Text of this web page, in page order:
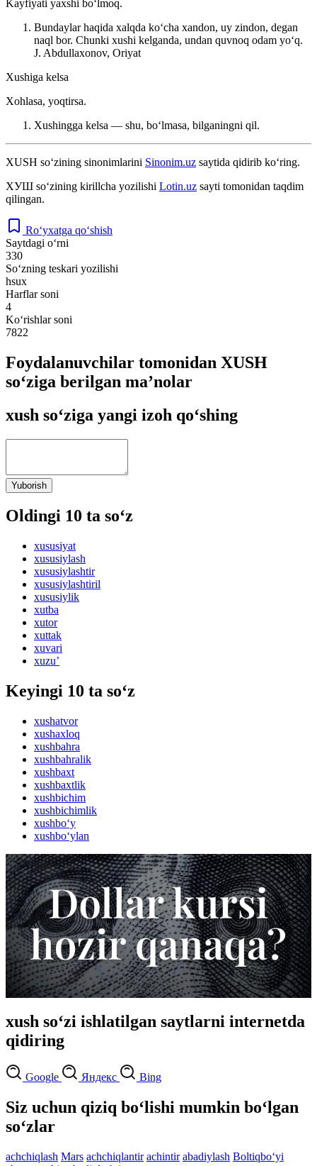
Kayfiyati yaxshi boʻlmoq.
Bundaylar haqida xalqda koʻcha xandon, uy zindon, degan
naql bor. Chunki xushi kelganda, undan quvnoq odam yoʻq.
J. Abdullaxonov, Oriyat
Xushiga kelsa
Xohlasa, yoqtirsa.
Xushingga kelsa — shu, boʻlmasa, bilganingni qil.
XUSH so‘zining sinonimlarini Sinonim.uz saytida qidirib ko‘ring.
ХУШ so‘zining kirillcha yozilishi Lotin.uz sayti tomonidan taqdim
qilingan.
Ro‘yxatga qo‘shish
Saytdagi o‘rni
330
So‘zning teskari yozilishi
hsux
Harflar soni
4
Ko‘rishlar soni
7822
Foydalanuvchilar tomonidan XUSH
so‘ziga berilgan ma’nolar
xush so‘ziga yangi izoh qo‘shing
Yuborish
Oldingi 10 ta so‘z
xususiyat
xususiylash
xususiylashtir
xususiylashtiril
xususiylik
xutba
xutor
xuttak
xuvari
xuzu’
Keyingi 10 ta so‘z
xushatvor
xushaxloq
xushbahra
xushbahralik
xushbaxt
xushbaxtlik
xushbichim
xushbichimlik
xushbo‘y
xushbo‘ylan
xush so‘zi ishlatilgan saytlarni internetda
qidiring
Google Яндекс Bing
Siz uchun qiziq bo‘lishi mumkin bo‘lgan
so‘zlar
achchiqlash Mars achchiqlantir achintir abadiylash Boltiqbo‘yi